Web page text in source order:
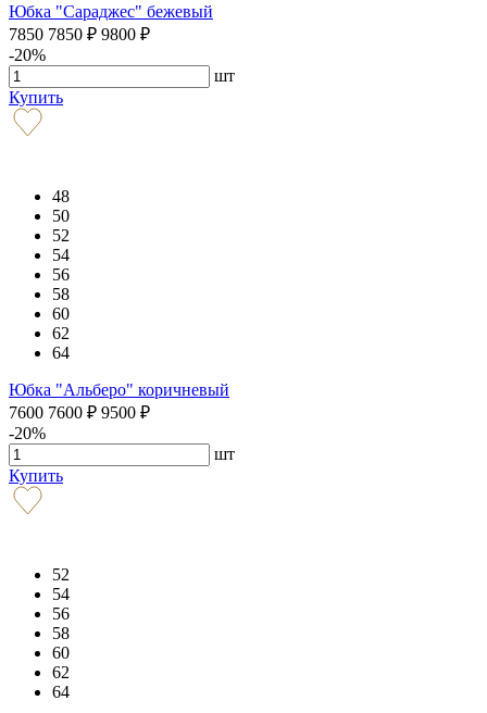
Юбка "Сараджес" бежевый
7850 7850 ₽ 9800 ₽
-20%
шт
Купить
48
50
52
54
56
58
60
62
64
Юбка "Альберо" коричневый
7600 7600 ₽ 9500 ₽
-20%
шт
Купить
52
54
56
58
60
62
64